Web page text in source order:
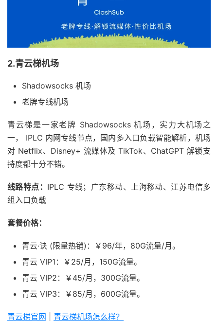
2.青云梯机场
Shadowsocks 机场
老牌专线机场
青云梯是一家老牌 Shadowsocks 机场，实力大机场之
一， IPLC 内网专线节点，国内多入口负载智能解析，机场
对 Netflix、Disney+ 流媒体及 TikTok、ChatGPT 解锁支
持度都十分不错。
线路特点： IPLC 专线；广东移动、上海移动、江苏电信多
组入口负载
套餐价格：
青云·诀 (限量热销)：￥96/年，80G流量/月。
青云 VIP1：￥25/月，150G流量。
青云 VIP2：￥45/月，300G流量。
青云 VIP3：￥85/月，600G流量。
青云梯官网 青云梯机场怎么样？